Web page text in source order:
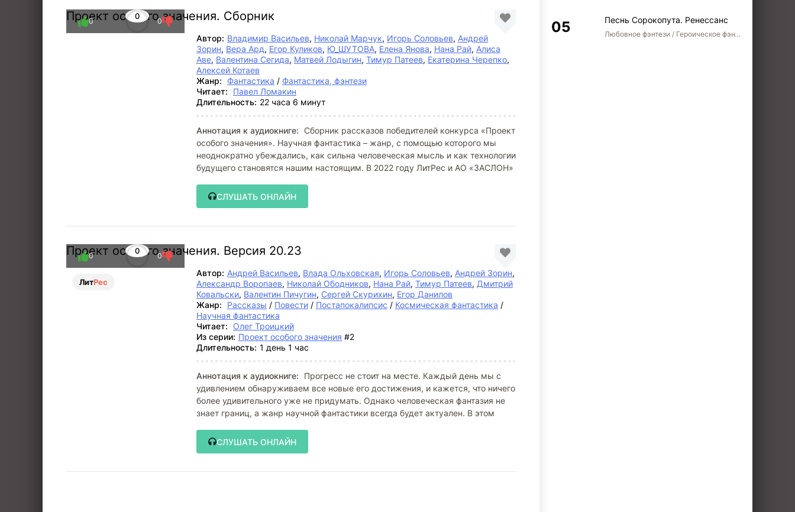
Проект особого значения. Сборник
0
0 0
Автор: Владимир Васильев, Николай Марчук, Игорь Соловьев, Андрей
Зорин, Вера Ард, Егор Куликов, Ю_ШУТОВА, Елена Янова, Нана Рай, Алиса
Аве, Валентина Сегида, Матвей Лодыгин, Тимур Патеев, Екатерина Черепко,
Алексей Котаев
Жанр:
Фантастика / Фантастика, фэнтези
Читает:
Павел Ломакин
Длительность: 22 часа 6 минут
Аннотация к аудиокниге: Сборник рассказов победителей конкурса «Проект
особого значения». Научная фантастика – жанр, с помощью которого мы
неоднократно убеждались, как сильна человеческая мысль и как технологии
будущего становятся нашим настоящим. В 2022 году ЛитРес и АО «ЗАСЛОН»
СЛУШАТЬ ОНЛАЙН
Проект особого значения. Версия 20.23
ЛитРес
0
0 0
Автор: Андрей Васильев, Влада Ольховская, Игорь Соловьев, Андрей Зорин,
Александр Воропаев, Николай Ободников, Нана Рай, Тимур Патеев, Дмитрий
Ковальски, Валентин Пичугин, Сергей Скурихин, Егор Данилов
Жанр:
Рассказы / Повести / Постапокалипсис / Космическая фантастика /
Научная фантастика
Читает: Олег Троицкий
Из серии: Проект особого значения #2
Длительность: 1 день 1 час
Аннотация к аудиокниге:
Прогресс не стоит на месте. Каждый день мы с
удивлением обнаруживаем все новые его достижения, и кажется, что ничего
более удивительного уже не придумать. Однако человеческая фантазия не
знает границ, а жанр научной фантастики всегда будет актуален. В этом
СЛУШАТЬ ОНЛАЙН
Песнь Сорокопута. Ренессанс
Любовное фэнтези / Героическое фэнтези